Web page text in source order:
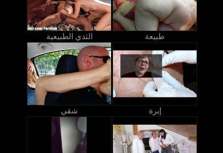
الثدي الطبيعية طبيعة
شقي إبرة